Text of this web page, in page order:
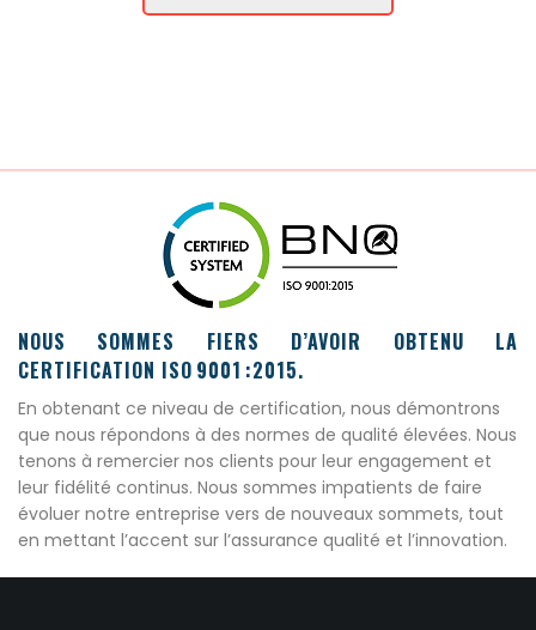
NOUS SOMMES FIERS D’AVOIR OBTENU LA
CERTIFICATION ISO 9001 :2015.
En obtenant ce niveau de certification, nous démontrons
que nous répondons à des normes de qualité élevées. Nous
tenons à remercier nos clients pour leur engagement et
leur fidélité continus. Nous sommes impatients de faire
évoluer notre entreprise vers de nouveaux sommets, tout
en mettant l’accent sur l’assurance qualité et l’innovation.